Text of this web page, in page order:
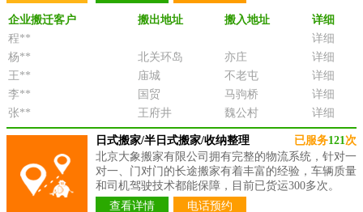
企业搬迁客户 搬出地址 搬入地址
详细
程**
详细
杨**
北关环岛 亦庄
详细
王**
庙城 不老屯
详细
李**
国贸 马驹桥
详细
张**
王府井 魏公村 详细
已服务121次
日式搬家/半日式搬家/收纳整理
北京大象搬家有限公司拥有完整的物流系统，针对一
对一、门对门的长途搬家有着丰富的经验，车辆质量
和司机驾驶技术都能保障，目前已货运300多次。
查看详情
电话预约